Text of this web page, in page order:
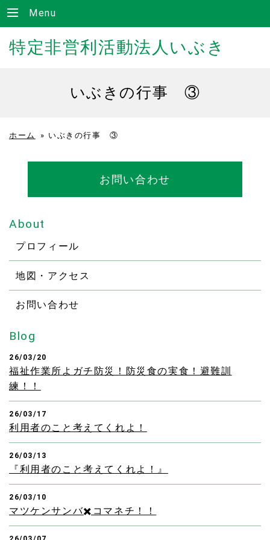
Menu
特定非営利活動法人いぶき
いぶきの行事 ③
ホーム » いぶきの行事 ③
お問い合わせ
About
プロフィール
地図・アクセス
お問い合わせ
Blog
26/03/20
福祉作業所よガチ防災！防災食の実食！避難訓
練！！
26/03/17
利用者のこと考えてくれよ！
26/03/13
『利用者のこと考えてくれよ！』
26/03/10
マツケンサンバ✖️コマネチ！！